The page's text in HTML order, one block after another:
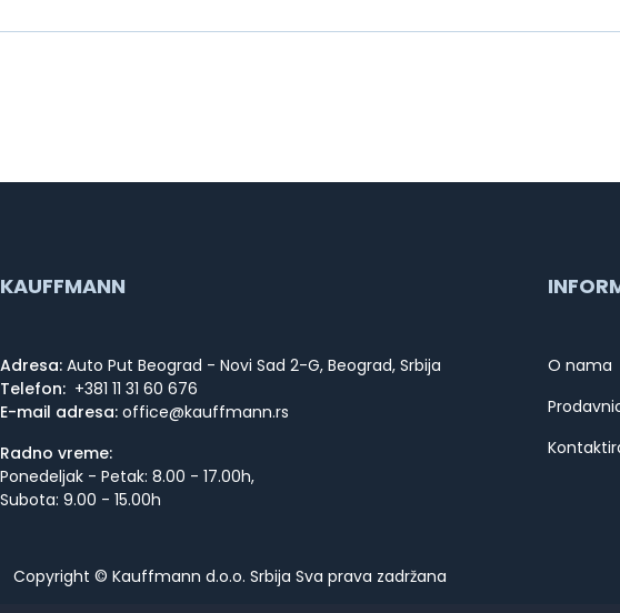
KAUFFMANN
Adresa: Auto Put Beograd - Novi Sad 2-G, Beograd, Srbija
Telefon: +381 11 31 60 676
E-mail adresa:
Radno vreme:
Ponedeljak - Petak: 8.00 - 17.00h,
Subota: 9.00 - 15.00h
O nama
Copyright © Kauffmann d.o.o. Srbija Sva prava zadržana